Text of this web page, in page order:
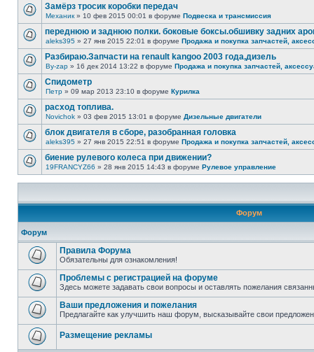
Замёрз тросик коробки передач
Механик » 10 фев 2015 00:01 в форуме Подвеска и трансмиссия
переднюю и заднюю полки. боковые боксы.обшивку задних
aleks395 » 27 янв 2015 22:01 в форуме Продажа и покупка запчастей,
Разбираю.Запчасти на renault kangoo 2003 года,дизель
By-zap » 16 дек 2014 13:22 в форуме Продажа и покупка запчастей,
Спидометр
Петр » 09 мар 2013 23:10 в форуме Курилка
расход топлива.
Novichok » 03 фев 2015 13:01 в форуме Дизельные двигатели
блок двигателя в сборе, разобранная головка
aleks395 » 27 янв 2015 22:51 в форуме Продажа и покупка запчастей,
биение рулевого колеса при движении?
19FRANCYZ66 » 28 янв 2015 14:43 в форуме Рулевое управление
Форум
Форум
Правила Форума
Обязательны для ознакомления!
Проблемы с регистрацией на форуме
Здесь можете задавать свои вопросы и оставлять пожелания
Ваши предложения и пожелания
Предлагайте как улучшить наш форум, высказывайте свои
Размещение рекламы